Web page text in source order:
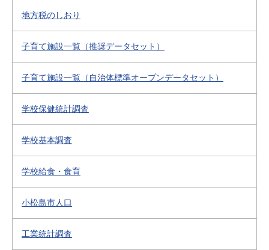
地方税のしおり
子育て施設一覧（推奨データセット）
子育て施設一覧（自治体標準オープンデータセット）
学校保健統計調査
学校基本調査
学校給食・食育
小松島市人口
工業統計調査